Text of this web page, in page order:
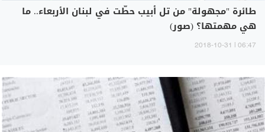
طائرة "مجهولة" من تل أبيب حطّت في لبنان الأربعاء.. ما
هي مهمتها؟ (صور)
06:47 | 2018-10-31